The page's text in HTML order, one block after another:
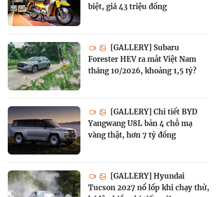
biệt, giá 43 triệu đồng
[GALLERY] Subaru
Forester HEV ra mắt Việt Nam
tháng 10/2026, khoảng 1,5 tỷ?
[GALLERY] Chi tiết BYD
Yangwang U8L bản 4 chỗ mạ
vàng thật, hơn 7 tỷ đồng
[GALLERY] Hyundai
Tucson 2027 nổ lốp khi chạy thử,